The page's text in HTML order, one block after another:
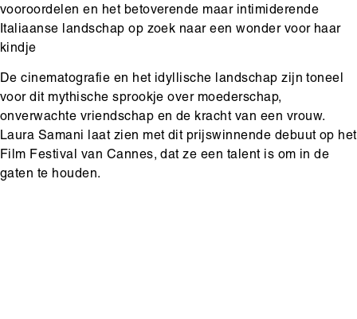
vooroordelen en het betoverende maar intimiderende
Italiaanse landschap op zoek naar een wonder voor haar
kindje
De cinematografie en het idyllische landschap zijn toneel
voor dit mythische sprookje over moederschap,
onverwachte vriendschap en de kracht van een vrouw.
Laura Samani laat zien met dit prijswinnende debuut op het
Film Festival van Cannes, dat ze een talent is om in de
gaten te houden.